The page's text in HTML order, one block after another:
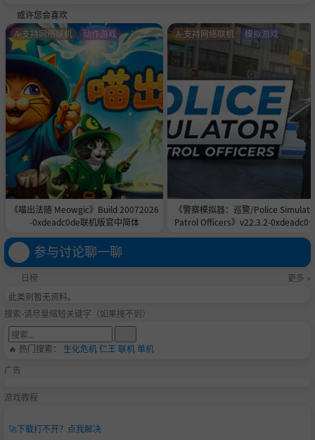
或许您会喜欢
《喵出法随 Meowgic》Build 20072026
-0xdeadc0de联机版官中简体
A-支持网络联机 动作游戏
《警察模拟器：巡警/Police
Patrol Officers》v22.3.2-
A-支持网络联机 模拟游戏
参与讨论聊一聊
日榜
更多 »
此类别暂无资料。
搜索-请尽量缩短关键字（如果搜不到）
🔥 热门搜索： 生化危机仁王 联机单机
广告
游戏教程
🚀下载打不开？点我解决